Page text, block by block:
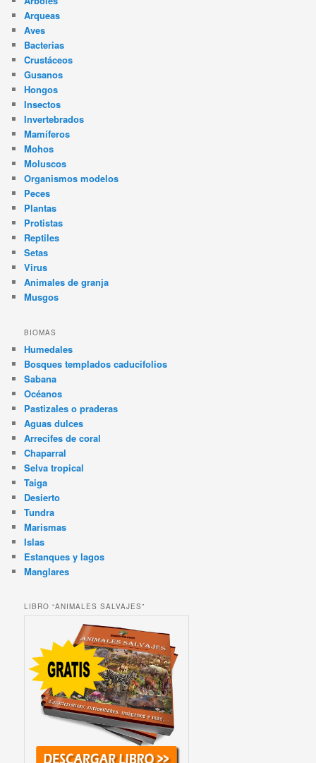
Arqueas
Aves
Bacterias
Crustáceos
Gusanos
Hongos
Insectos
Invertebrados
Mamíferos
Mohos
Moluscos
Organismos modelos
Peces
Plantas
Protistas
Reptiles
Setas
Virus
Animales de granja
Musgos
BIOMAS
Humedales
Bosques templados caducifolios
Sabana
Océanos
Pastizales o praderas
Aguas dulces
Arrecifes de coral
Chaparral
Selva tropical
Taiga
Desierto
Tundra
Marismas
Islas
Estanques y lagos
Manglares
LIBRO “ANIMALES SALVAJES”